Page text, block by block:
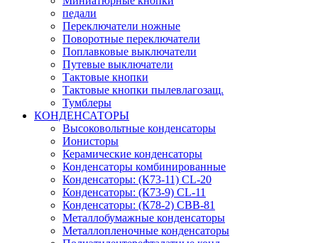
педали
Переключатели ножные
Поворотные переключатели
Поплавковые выключатели
Путевые выключатели
Тактовые кнопки
Тактовые кнопки пылевлагозащ.
Тумблеры
КОНДЕНСАТОРЫ
Высоковольтные конденсаторы
Ионисторы
Керамические конденсаторы
Конденсаторы комбинированные
Конденсаторы: (К73-11) CL-20
Конденсаторы: (К73-9) CL-11
Конденсаторы: (К78-2) CBB-81
Металлобумажные конденсаторы
Металлопленочные конденсаторы